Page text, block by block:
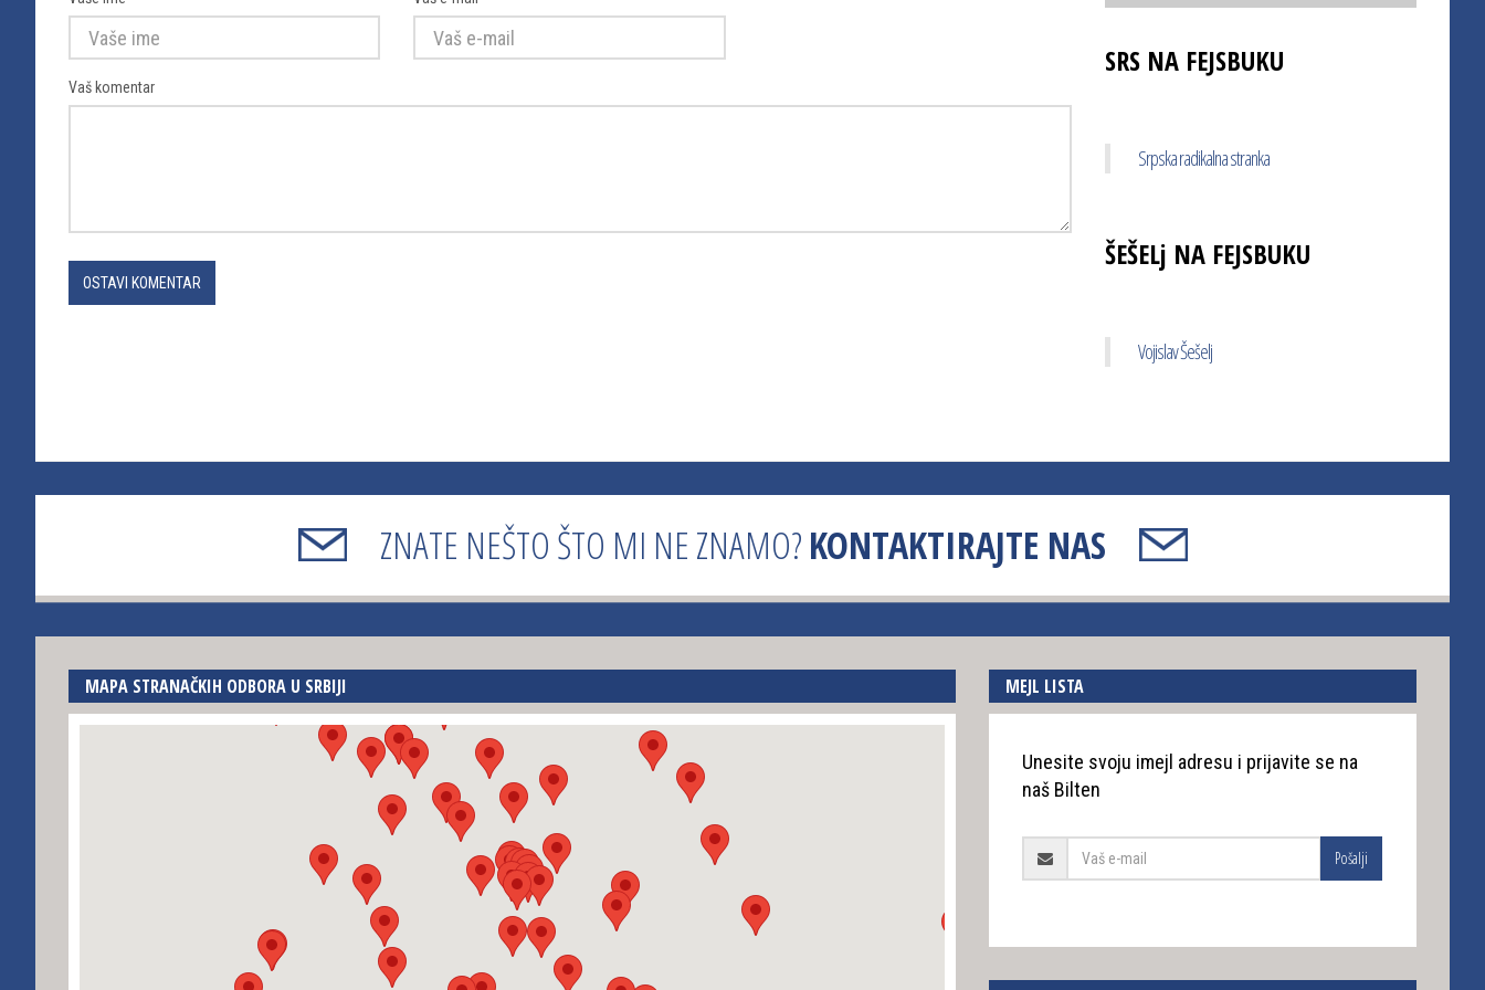
Vaš komentar
OSTAVI KOMENTAR
SRS NA FEJSBUKU
Srpska radikalna stranka
ŠEŠELj NA FEJSBUKU
Vojislav Šešelj
ZNATE NEŠTO ŠTO MI NE ZNAMO?KONTAKTIRAJTE NAS
MAPA STRANAČKIH ODBORA U SRBIJI MEJL LISTA
Unesite svoju imejl adresu i prijavite se na
naš Bilten
Pošalji